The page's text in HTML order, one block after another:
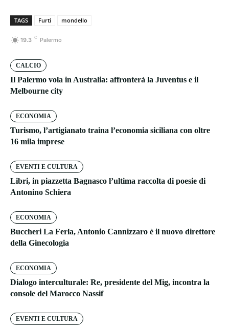
TAGS Furti mondello
19.3 C Palermo
CALCIO
Il Palermo vola in Australia: affronterà la Juventus e il
Melbourne city
ECONOMIA
Turismo, l’artigianato traina l’economia siciliana con oltre
16 mila imprese
EVENTI E CULTURA
Libri, in piazzetta Bagnasco l’ultima raccolta di poesie di
Antonino Schiera
ECONOMIA
Buccheri La Ferla, Antonio Cannizzaro è il nuovo direttore
della Ginecologia
ECONOMIA
Dialogo interculturale: Re, presidente del Mig, incontra la
console del Marocco Nassif
EVENTI E CULTURA